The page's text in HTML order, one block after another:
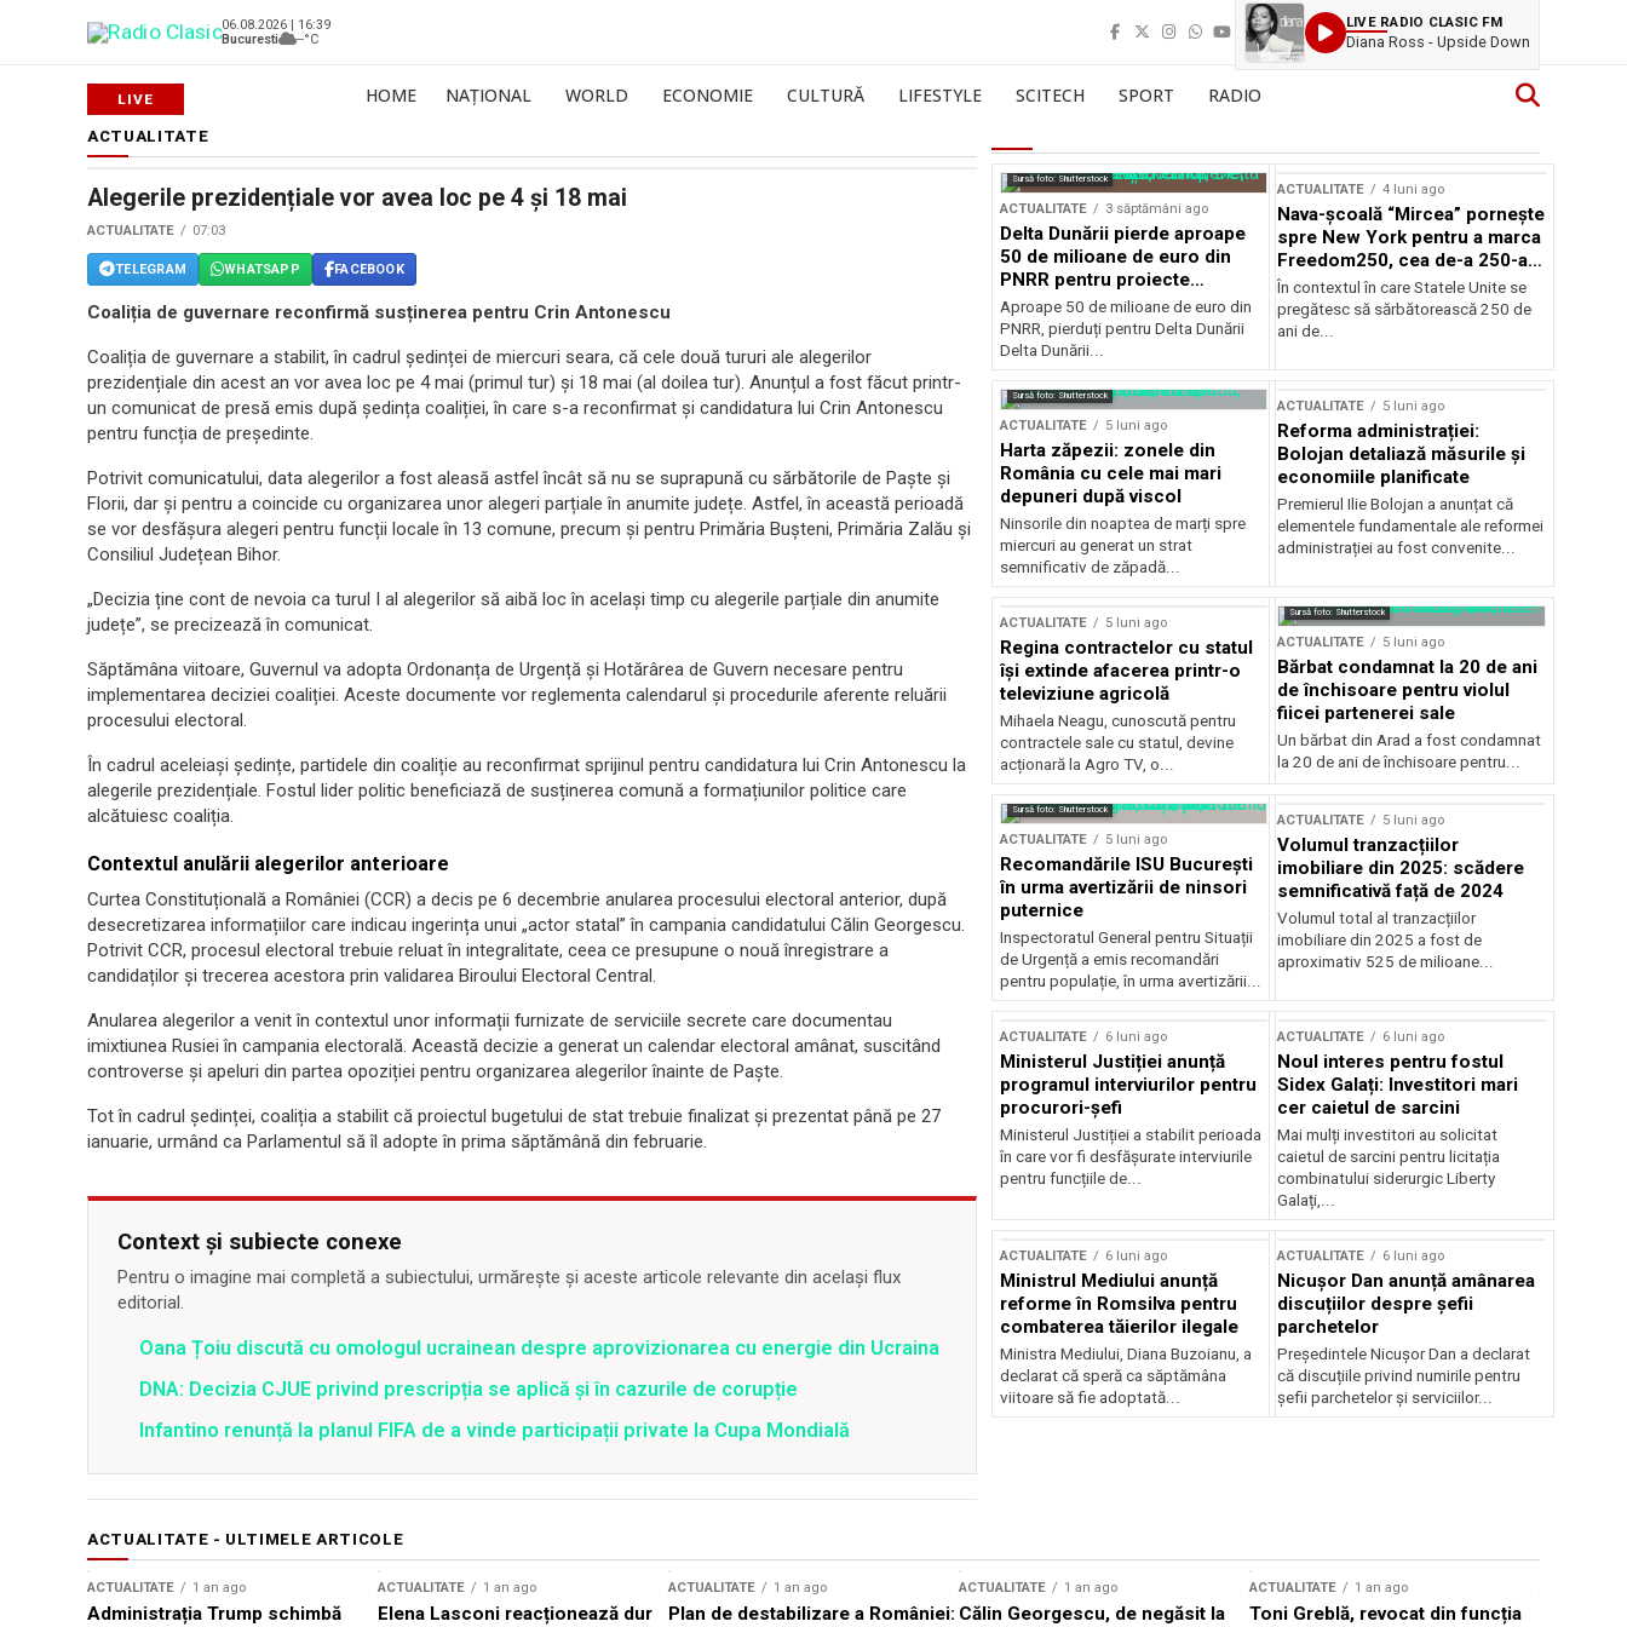
06.08.2026 | 16:39
Bucuresti
--°C
LIVE RADIO CLASIC FM
Diana Ross - Upside Down
HOME NAȚIONAL WORLD ECONOMIE CULTURĂ LIFESTYLE SCITECH SPORT RADIO
ACTUALITATE
Alegerile prezidențiale vor avea loc pe 4 și 18 mai
ACTUALITATE 07:03
TELEGRAM WHATSAPP FACEBOOK
Coaliția de guvernare reconfirmă susținerea pentru Crin Antonescu
Coaliția de guvernare a stabilit, în cadrul ședinței de miercuri seara, că cele două tururi ale alegerilor
prezidențiale din acest an vor avea loc pe 4 mai (primul tur) și 18 mai (al doilea tur). Anunțul a fost făcut printr-
un comunicat de presă emis după ședința coaliției, în care s-a reconfirmat și candidatura lui Crin Antonescu
pentru funcția de președinte.
Potrivit comunicatului, data alegerilor a fost aleasă astfel încât să nu se suprapună cu sărbătorile de Paște și
Florii, dar și pentru a coincide cu organizarea unor alegeri parțiale în anumite județe. Astfel, în această perioadă
se vor desfășura alegeri pentru funcții locale în 13 comune, precum și pentru Primăria Bușteni, Primăria Zalău și
Consiliul Județean Bihor.
„Decizia ține cont de nevoia ca turul I al alegerilor să aibă loc în același timp cu alegerile parțiale din anumite
județe”, se precizează în comunicat.
Săptămâna viitoare, Guvernul va adopta Ordonanța de Urgență și Hotărârea de Guvern necesare pentru
implementarea deciziei coaliției. Aceste documente vor reglementa calendarul și procedurile aferente reluării
procesului electoral.
În cadrul aceleiași ședințe, partidele din coaliție au reconfirmat sprijinul pentru candidatura lui Crin Antonescu la
alegerile prezidențiale. Fostul lider politic beneficiază de susținerea comună a formațiunilor politice care
alcătuiesc coaliția.
Contextul anulării alegerilor anterioare
Curtea Constituțională a României (CCR) a decis pe 6 decembrie anularea procesului electoral anterior, după
desecretizarea informațiilor care indicau ingerința unui „actor statal” în campania candidatului Călin Georgescu.
Potrivit CCR, procesul electoral trebuie reluat în integralitate, ceea ce presupune o nouă înregistrare a
candidaților și trecerea acestora prin validarea Biroului Electoral Central.
Anularea alegerilor a venit în contextul unor informații furnizate de serviciile secrete care documentau
imixtiunea Rusiei în campania electorală. Această decizie a generat un calendar electoral amânat, suscitând
controverse și apeluri din partea opoziției pentru organizarea alegerilor înainte de Paște.
Tot în cadrul ședinței, coaliția a stabilit că proiectul bugetului de stat trebuie finalizat și prezentat până pe 27
ianuarie, urmând ca Parlamentul să îl adopte în prima săptămână din februarie.
Context și subiecte conexe
Pentru o imagine mai completă a subiectului, urmărește și aceste articole relevante din același flux
editorial.
Oana Țoiu discută cu omologul ucrainean despre aprovizionarea cu energie din Ucraina
DNA: Decizia CJUE privind prescripția se aplică și în cazurile de corupție
Infantino renunță la planul FIFA de a vinde participații private la Cupa Mondială
Sursă foto: Shutterstock
ACTUALITATE 3 săptămâni ago
Delta Dunării pierde aproape
50 de milioane de euro din
PNRR pentru proiecte
esențiale
Aproape 50 de milioane de euro din
PNRR, pierduți pentru Delta Dunării
Delta Dunării...
ACTUALITATE 4 luni ago
Nava-școală “Mircea” pornește
spre New York pentru a marca
Freedom250, cea de-a 250-a
aniversare a Statelor Unite
În contextul în care Statele Unite se
pregătesc să sărbătorească 250 de
ani de...
Sursă foto: Shutterstock
ACTUALITATE 5 luni ago
Harta zăpezii: zonele din
România cu cele mai mari
depuneri după viscol
Ninsorile din noaptea de marți spre
miercuri au generat un strat
semnificativ de zăpadă...
ACTUALITATE 5 luni ago
Reforma administrației:
Bolojan detaliază măsurile și
economiile planificate
Premierul Ilie Bolojan a anunțat că
elementele fundamentale ale reformei
administrației au fost convenite...
ACTUALITATE 5 luni ago
Regina contractelor cu statul
își extinde afacerea printr-o
televiziune agricolă
Mihaela Neagu, cunoscută pentru
contractele sale cu statul, devine
acționară la Agro TV, o...
Sursă foto: Shutterstock
ACTUALITATE 5 luni ago
Bărbat condamnat la 20 de ani
de închisoare pentru violul
fiicei partenerei sale
Un bărbat din Arad a fost condamnat
la 20 de ani de închisoare pentru...
Sursă foto: Shutterstock
ACTUALITATE 5 luni ago
Recomandările ISU București
în urma avertizării de ninsori
puternice
Inspectoratul General pentru Situații
de Urgență a emis recomandări
pentru populație, în urma avertizării...
ACTUALITATE 5 luni ago
Volumul tranzacțiilor
imobiliare din 2025: scădere
semnificativă față de 2024
Volumul total al tranzacțiilor
imobiliare din 2025 a fost de
aproximativ 525 de milioane...
ACTUALITATE 6 luni ago
Ministerul Justiției anunță
programul interviurilor pentru
procurori-șefi
Ministerul Justiției a stabilit perioada
în care vor fi desfășurate interviurile
pentru funcțiile de...
ACTUALITATE 6 luni ago
Noul interes pentru fostul
Sidex Galați: Investitori mari
cer caietul de sarcini
Mai mulți investitori au solicitat
caietul de sarcini pentru licitația
combinatului siderurgic Liberty
Galați,...
ACTUALITATE 6 luni ago
Ministrul Mediului anunță
reforme în Romsilva pentru
combaterea tăierilor ilegale
Ministra Mediului, Diana Buzoianu, a
declarat că speră ca săptămâna
viitoare să fie adoptată...
ACTUALITATE 6 luni ago
Nicușor Dan anunță amânarea
discuțiilor despre șefii
parchetelor
Președintele Nicușor Dan a declarat
că discuțiile privind numirile pentru
șefii parchetelor și serviciilor...
ACTUALITATE - ULTIMELE ARTICOLE
ACTUALITATE 1 an ago
Administrația Trump schimbă
ACTUALITATE 1 an ago
Elena Lasconi reacționează dur
ACTUALITATE 1 an ago
Plan de destabilizare a României:
ACTUALITATE 1 an ago
Călin Georgescu, de negăsit la
ACTUALITATE 1 an ago
Toni Greblă, revocat din funcția